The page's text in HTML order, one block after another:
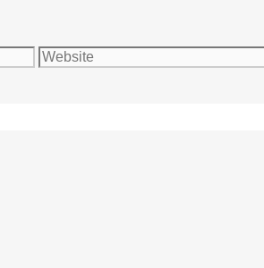
Website